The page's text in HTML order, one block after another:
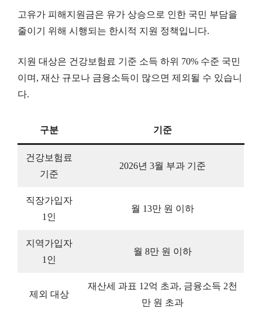
고유가 피해지원금은 유가 상승으로 인한 국민 부담을
줄이기 위해 시행되는 한시적 지원 정책입니다.
지원 대상은 건강보험료 기준 소득 하위 70% 수준 국민
이며, 재산 규모나 금융소득이 많으면 제외될 수 있습니
다.
구분 기준
건강보험료
기준
2026년 3월 부과 기준
직장가입자
1인
월 13만 원 이하
지역가입자
1인
월 8만 원 이하
제외 대상
재산세 과표 12억 초과, 금융소득 2천
만 원 초과